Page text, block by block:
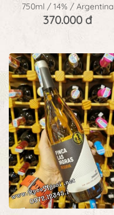
750ml / 14% / Argentina
370.000 đ